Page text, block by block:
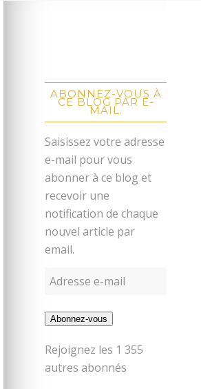
ABONNEZ-VOUS À
CE BLOG PAR E-
MAIL.
Saisissez votre adresse
e-mail pour vous
abonner à ce blog et
recevoir une
notification de chaque
nouvel article par
email.
Abonnez-vous
Rejoignez les 1 355
autres abonnés